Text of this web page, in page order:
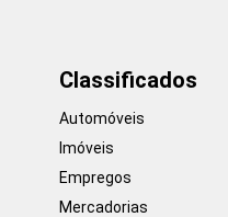
Classificados
Automóveis
Imóveis
Empregos
Mercadorias